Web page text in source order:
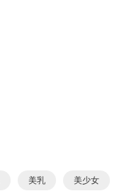
美乳 美少女